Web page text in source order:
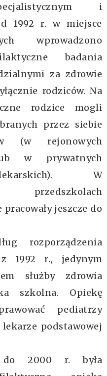
i
1992 r. w miejsce
wprowadzono
badania
za zdrowie
rodziców. Na
rodzice mogli
przez siebie
(w rejonowych
w prywatnych
W
przedszkolach
jeszcze do
rozporządzenia
1992 r., jedynym
służby zdrowia
szkolna. Opiekę
pediatrzy
podstawowej
do 2000 r. była